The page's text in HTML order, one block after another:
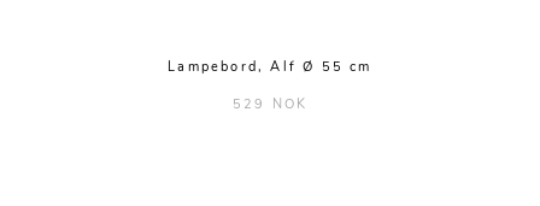
Lampebord, Alf Ø 55 cm
529 NOK